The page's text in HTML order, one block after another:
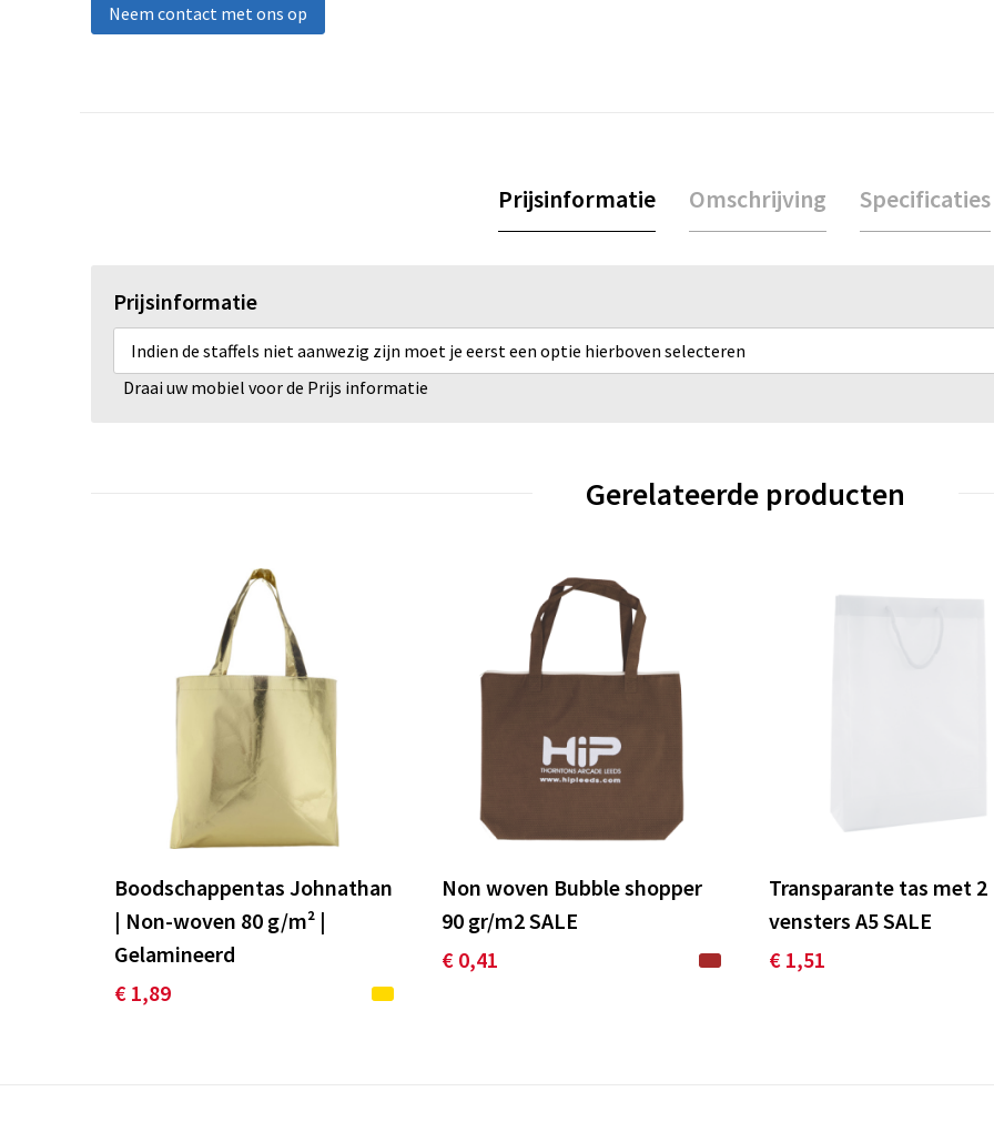
Neem contact met ons op
Prijsinformatie Omschrijving Specificaties
Prijsinformatie
Indien de staffels niet aanwezig zijn moet je eerst een optie hierboven selecteren
Draai uw mobiel voor de Prijs informatie
Gerelateerde producten
Boodschappentas Johnathan
| Non-woven 80 g/m² |
Gelamineerd
€ 1,89
Non woven Bubble shopper
90 gr/m2 SALE
€ 0,41
Transparante tas met 2
vensters A5 SALE
€ 1,51